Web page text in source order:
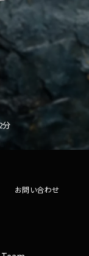
分
お問い合わせ